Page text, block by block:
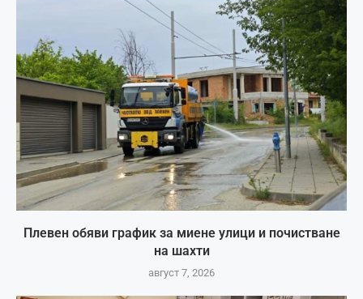
Плевен обяви график за миене улици и почистване
на шахти
август 7, 2026